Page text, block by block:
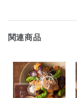
関連商品